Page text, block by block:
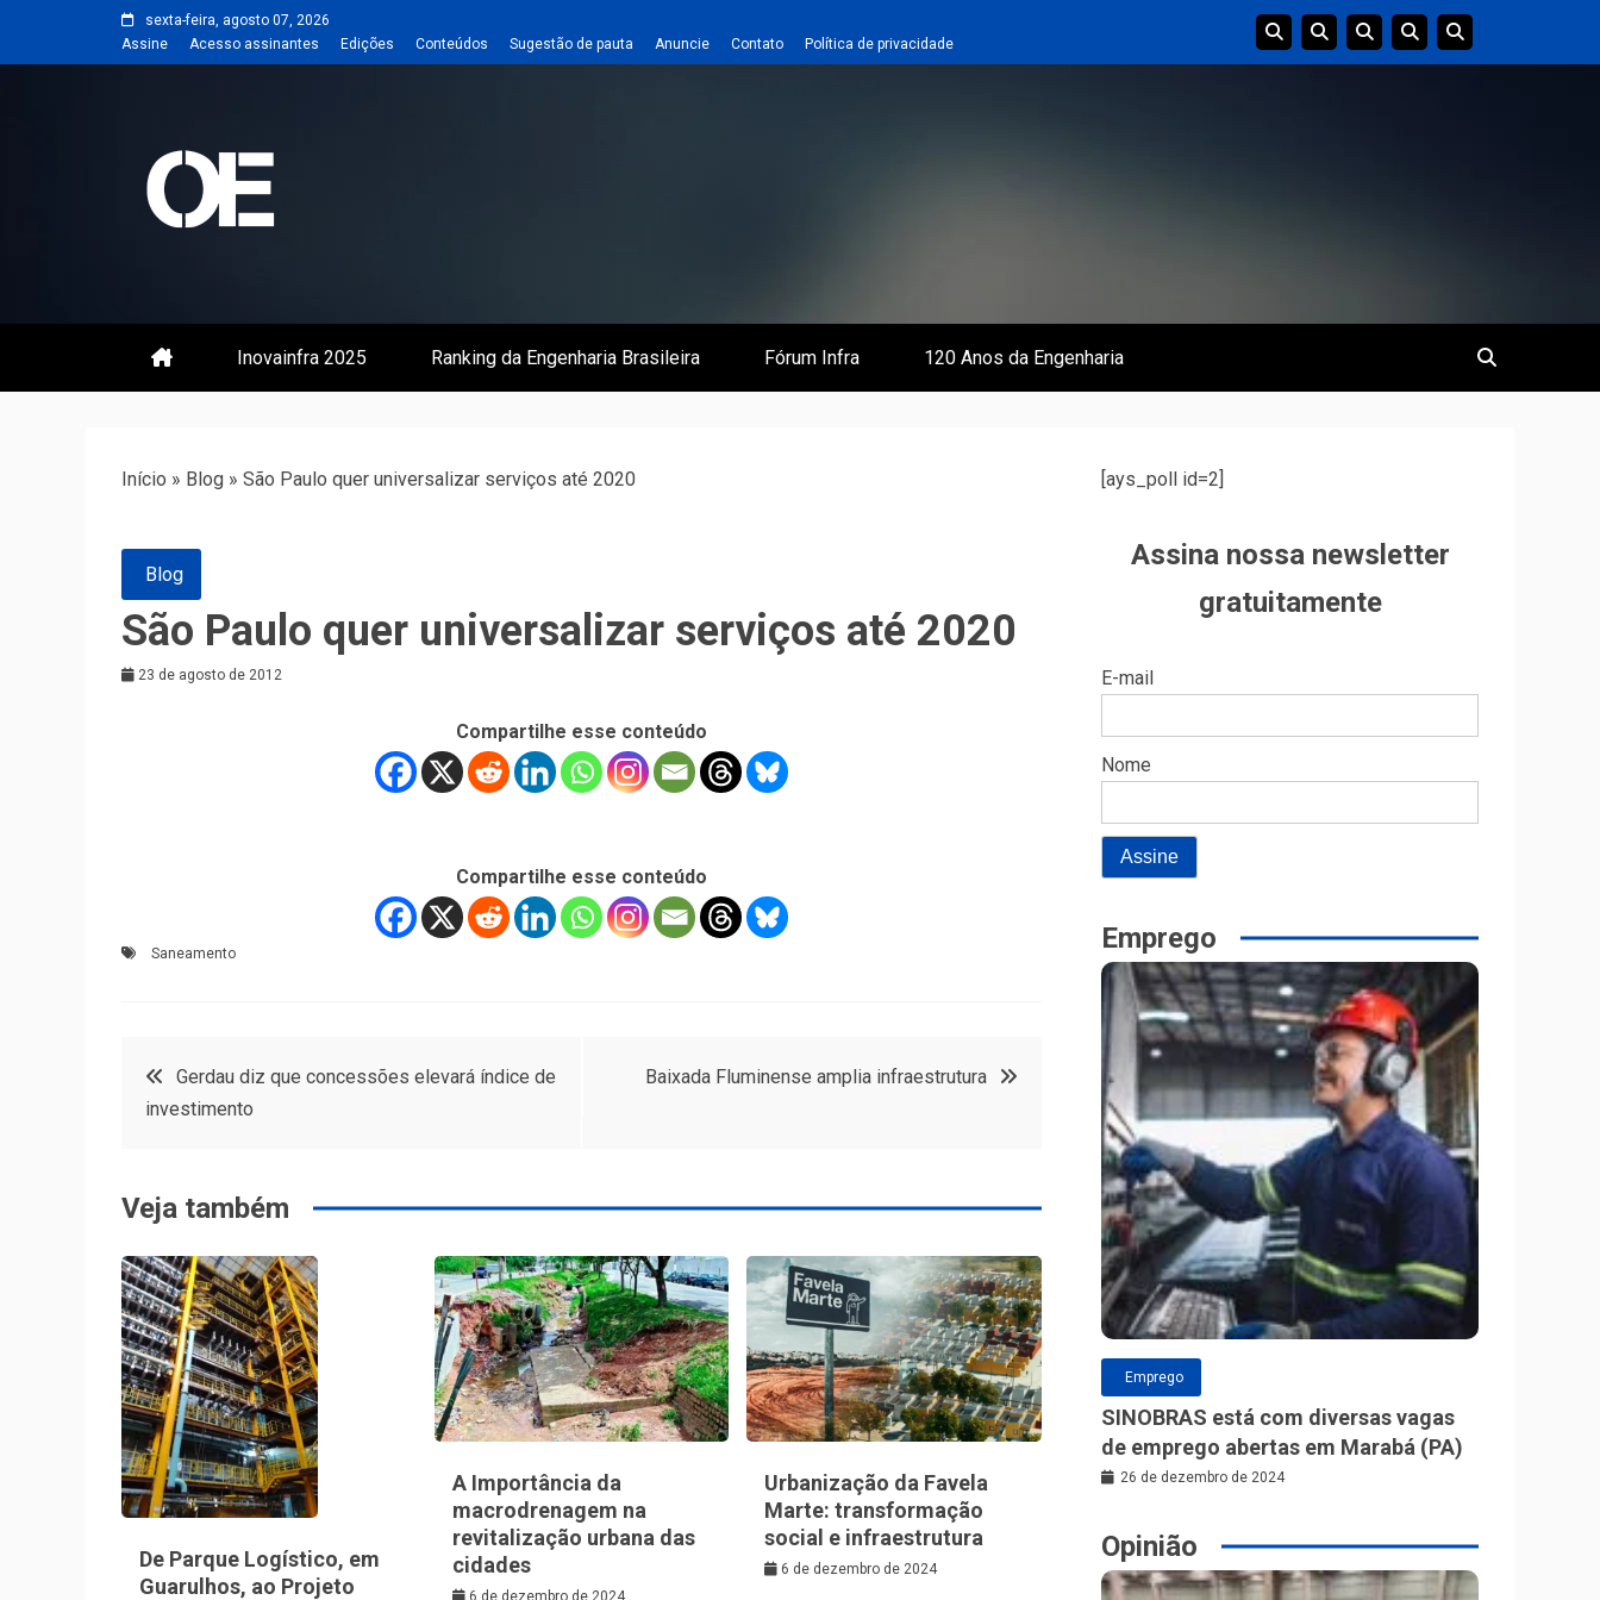
sexta-feira, agosto 07, 2026
Assine
Acesso assinantes Edições Conteúdos Sugestão de pauta Anuncie Contato Política de privacidade
Revista | O Empreiteiro
Inovainfra 2025 Ranking da Engenharia Brasileira Fórum Infra 120 Anos da Engenharia
Início » Blog » São Paulo quer universalizar serviços até 2020
Blog
São Paulo quer universalizar serviços até 2020
23 de agosto de 2012
Compartilhe esse conteúdo
Compartilhe esse conteúdo
Saneamento
Navegação
Post
Gerdau diz que concessões elevará índice de
investimento
Baixada Fluminense amplia infraestrutura
Veja também
De Parque Logístico, em
Guarulhos, ao Projeto
A Importância da
macrodrenagem na
revitalização urbana das
cidades
6 de dezembro de 2024
Urbanização da Favela
Marte: transformação
social e infraestrutura
6 de dezembro de 2024
[ays_poll id=2]
Assina nossa newsletter
gratuitamente
E-mail
Nome
Emprego
Emprego
SINOBRAS está com diversas vagas
de emprego abertas em Marabá (PA)
26 de dezembro de 2024
Opinião